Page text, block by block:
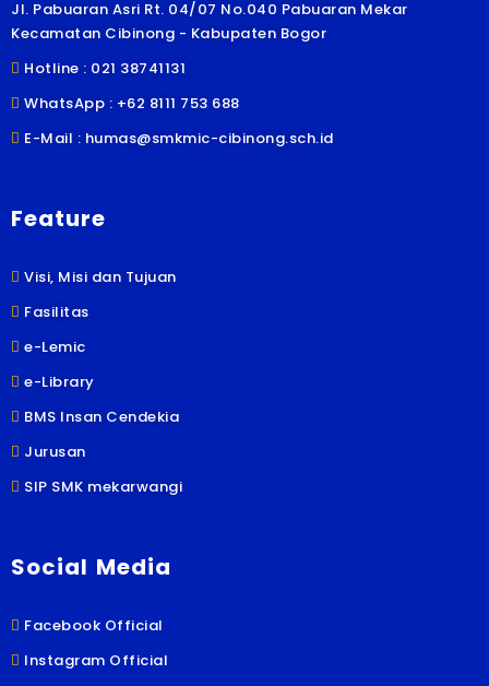
Jl. Pabuaran Asri Rt. 04/07 No.040 Pabuaran Mekar
Kecamatan Cibinong - Kabupaten Bogor
Hotline : 021 38741131
WhatsApp : +62 8111 753 688
E-Mail : humas@smkmic-cibinong.sch.id
Feature
Visi, Misi dan Tujuan
Fasilitas
e-Lemic
e-Library
BMS Insan Cendekia
Jurusan
SIP SMK mekarwangi
Social Media
Facebook Official
Instagram Official